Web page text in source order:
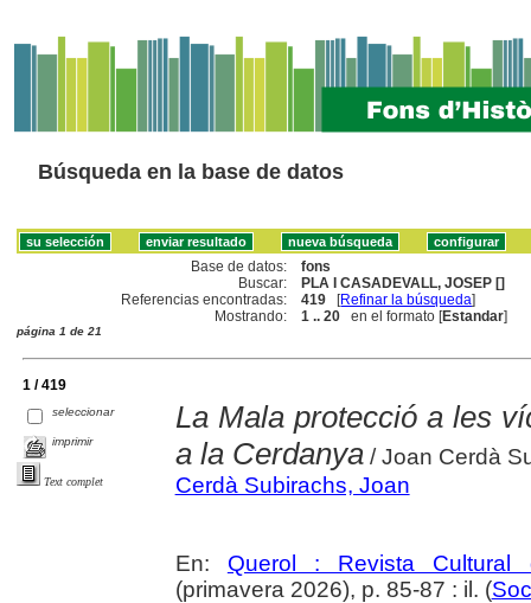
Búsqueda en la base de datos
Base de datos:
fons
Buscar:
PLA I CASADEVALL, JOSEP []
Referencias encontradas:
419 [Refinar la búsqueda]
Mostrando:
1 .. 20 en el formato [Estandar]
página 1 de 21
1 / 419
seleccionar
imprimir
Text complet
La Mala protecció a les
a la Cerdanya/ Joan Cerdà
Cerdà Subirachs, Joan
En: Querol : Revista Cultural
(primavera 2026), p. 85-87 : il. (